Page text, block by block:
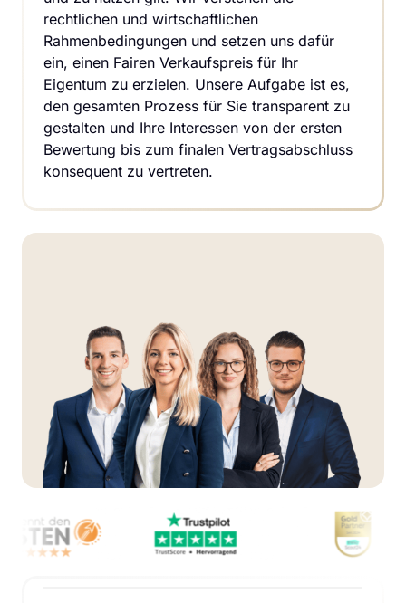
rechtlichen und wirtschaftlichen
Rahmenbedingungen und setzen uns dafür
ein, einen Fairen Verkaufspreis für Ihr
Eigentum zu erzielen. Unsere Aufgabe ist es,
den gesamten Prozess für Sie transparent zu
gestalten und Ihre Interessen von der ersten
Bewertung bis zum finalen Vertragsabschluss
konsequent zu vertreten.